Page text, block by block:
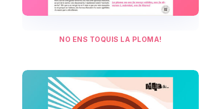
NO ENS TOQUIS LA PLOMA!